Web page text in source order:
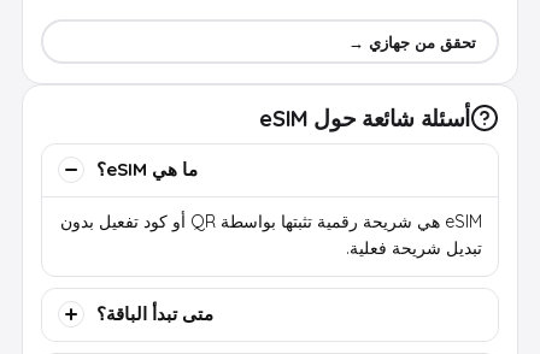
تحقق من جهازي →
أسئلة شائعة حول eSIM
ما هي eSIM؟
eSIM هي شريحة رقمية تثبتها بواسطة QR أو كود تفعيل بدون
تبديل شريحة فعلية.
متى تبدأ الباقة؟